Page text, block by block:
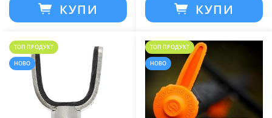
КУПИ КУПИ
ТОП ПРОДУКТ
НОВО
ТОП ПРОДУКТ
НОВО